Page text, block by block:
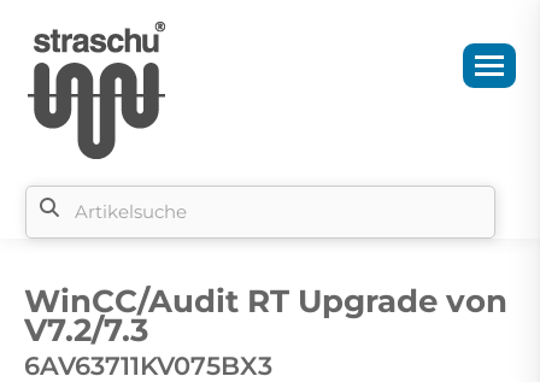
WinCC/Audit RT Upgrade von
V7.2/7.3
6AV63711KV075BX3